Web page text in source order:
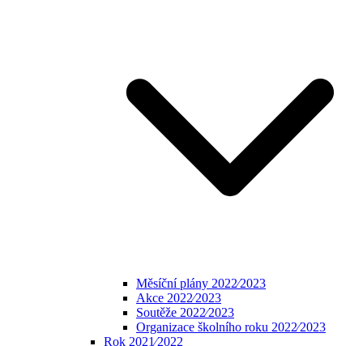
Měsíční plány 2022⁄2023
Akce 2022⁄2023
Soutěže 2022⁄2023
Organizace školního roku 2022⁄2023
Rok 2021⁄2022